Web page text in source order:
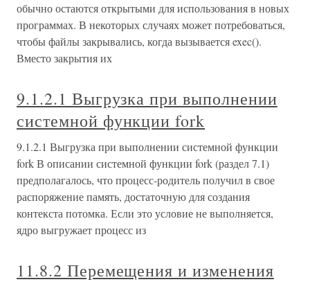
обычно остаются открытыми для использования в новых
программах. В некоторых случаях может потребоваться,
чтобы файлы закрывались, когда вызывается exec().
Вместо закрытия их
9.1.2.1 Выгрузка при выполнении
системной функции fork
9.1.2.1 Выгрузка при выполнении системной функции
fork В описании системной функции fork (раздел 7.1)
предполагалось, что процесс-родитель получил в свое
распоряжение память, достаточную для создания
контекста потомка. Если это условие не выполняется,
ядро выгружает процесс из
11.8.2 Перемещения и изменения